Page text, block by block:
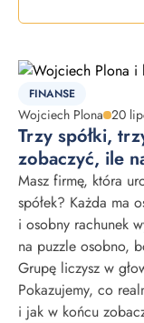
FINANSE
Wojciech Plona 20
Trzy spółki,
zobaczyć, ile
Masz firmę, która
spółek? Każda ma
i osobny rachunek
na puzzle osobno,
Grupę liczysz w
Pokazujemy, co
i jak w końcu